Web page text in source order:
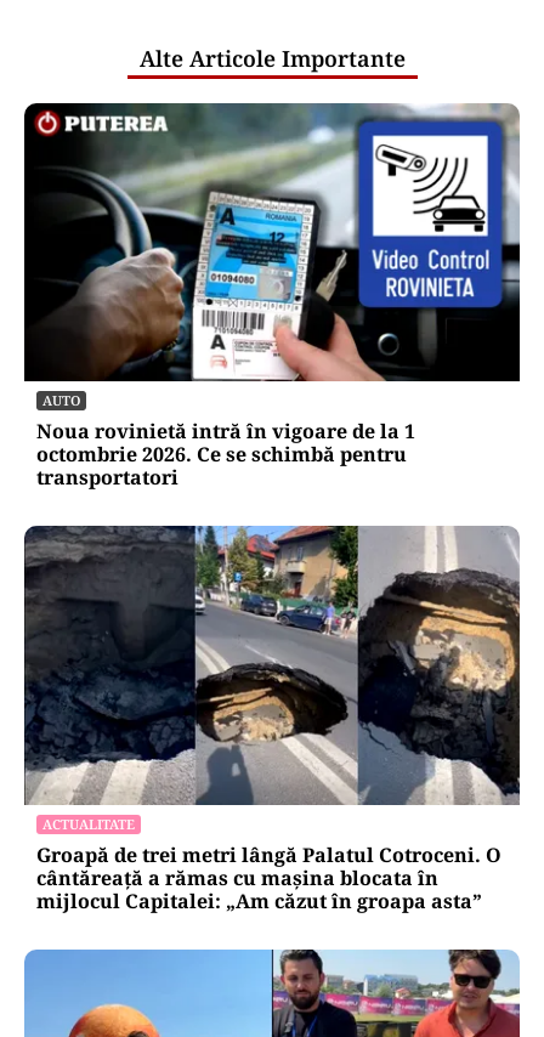
Alte Articole Importante
AUTO
Noua rovinietă intră în vigoare de la 1
octombrie 2026. Ce se schimbă pentru
transportatori
ACTUALITATE
Groapă de trei metri lângă Palatul Cotroceni. O
cântăreață a rămas cu mașina blocata în
mijlocul Capitalei: „Am căzut în groapa asta”